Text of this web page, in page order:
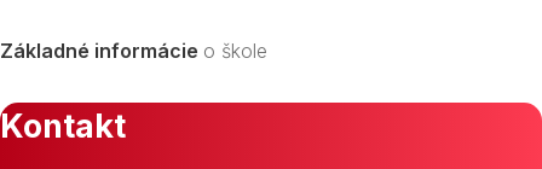
Základné informácie o škole
Kontakt